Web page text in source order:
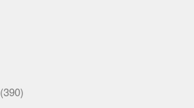
(390)